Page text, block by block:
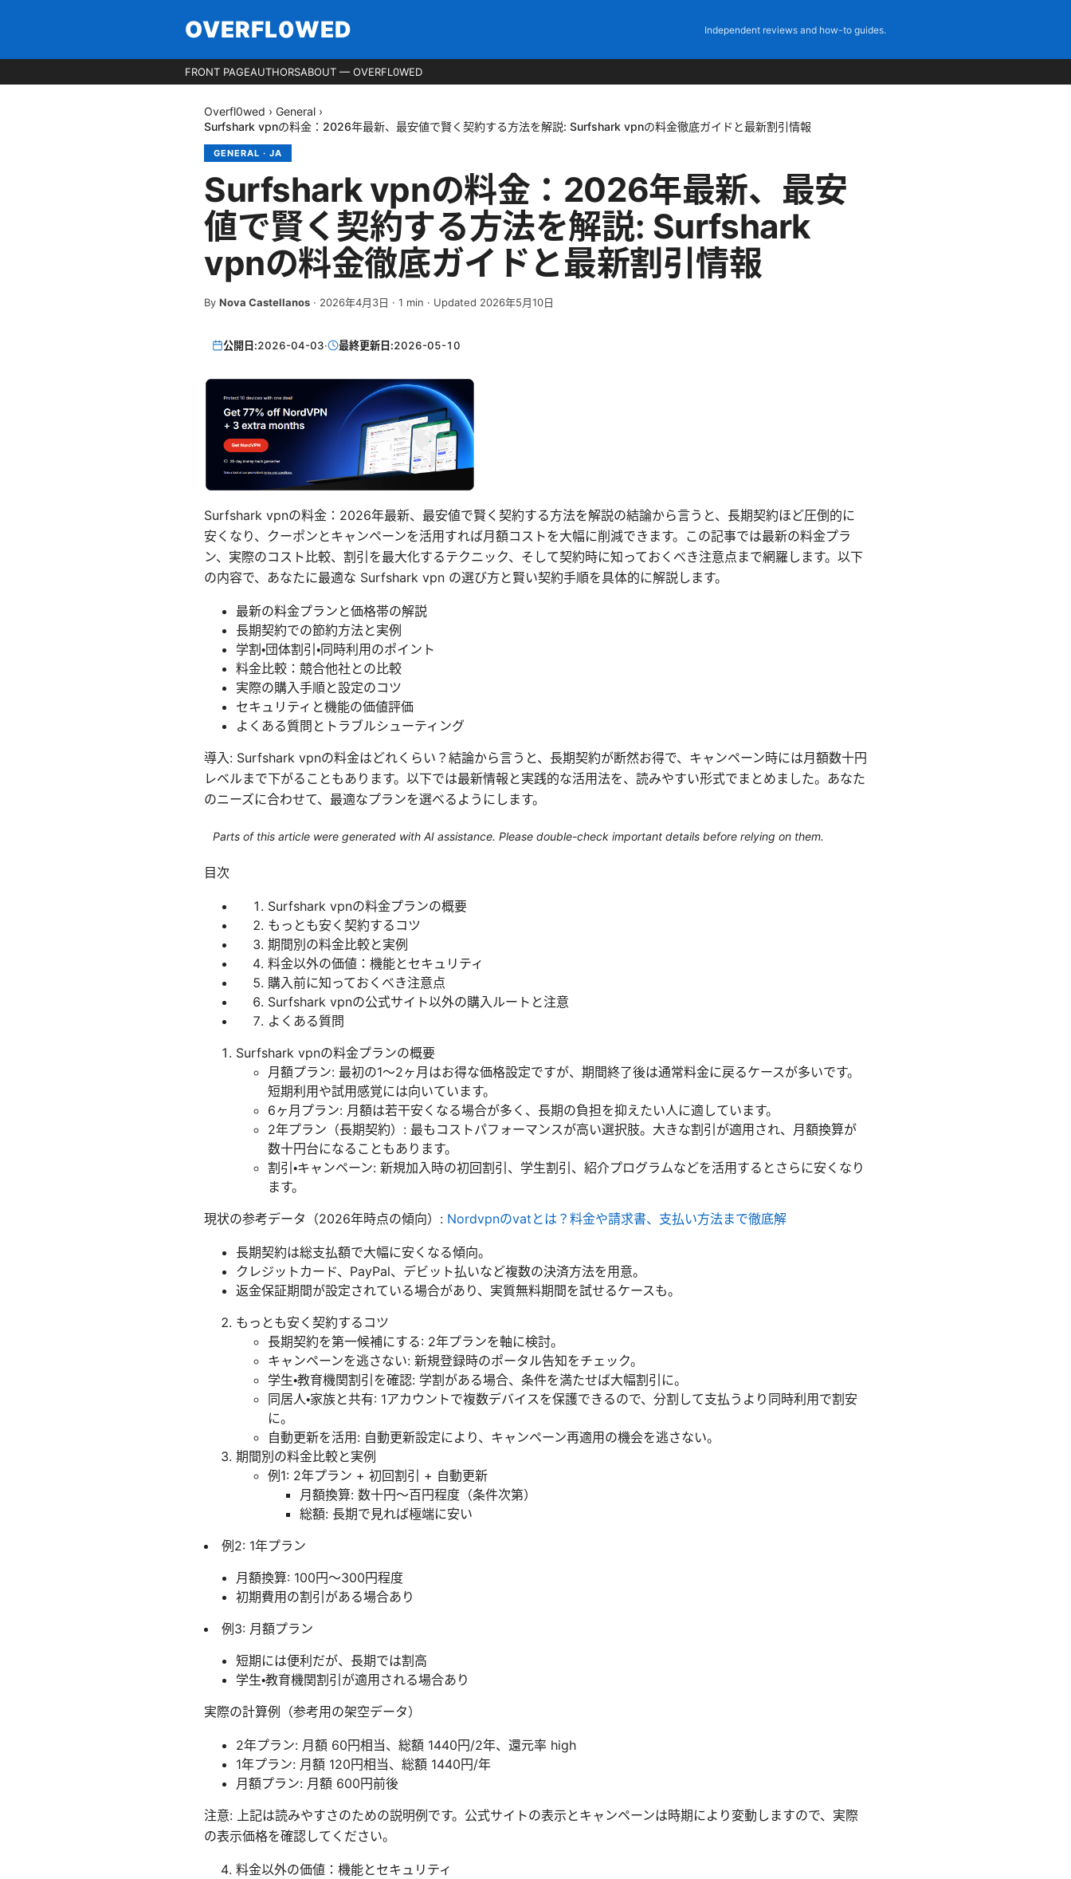
OVERFL0WED Independent reviews and how-to guides.
FRONT PAGEAUTHORSABOUT — OVERFL0WED
Overfl0wed › General ›
Surfshark vpnの料金：2026年最新、最安値で賢く契約する方法を解説: Surfshark vpnの料金徹底ガイドと最新割引情報
GENERAL · JA
Surfshark vpnの料金：2026年最新、最安
値で賢く契約する方法を解説: Surfshark
vpnの料金徹底ガイドと最新割引情報
By Nova Castellanos · 2026年4月3日 · 1 min · Updated 2026年5月10日
公開日:2026-04-03· 最終更新日:2026-05-10
Surfshark vpnの料金：2026年最新、最安値で賢く契約する方法を解説の結論から言うと、長期契約ほど圧倒的に
安くなり、クーポンとキャンペーンを活用すれば月額コストを大幅に削減できます。この記事では最新の料金プラ
ン、実際のコスト比較、割引を最大化するテクニック、そして契約時に知っておくべき注意点まで網羅します。以下
の内容で、あなたに最適な Surfshark vpn の選び方と賢い契約手順を具体的に解説します。
最新の料金プランと価格帯の解説
長期契約での節約方法と実例
学割・団体割引・同時利用のポイント
料金比較：競合他社との比較
実際の購入手順と設定のコツ
セキュリティと機能の価値評価
よくある質問とトラブルシューティング
導入: Surfshark vpnの料金はどれくらい？結論から言うと、長期契約が断然お得で、キャンペーン時には月額数十円
レベルまで下がることもあります。以下では最新情報と実践的な活用法を、読みやすい形式でまとめました。あなた
のニーズに合わせて、最適なプランを選べるようにします。
Parts of this article were generated with AI assistance. Please double-check important details before relying on them.
目次
Surfshark vpnの料金プランの概要
もっとも安く契約するコツ
期間別の料金比較と実例
料金以外の価値：機能とセキュリティ
購入前に知っておくべき注意点
Surfshark vpnの公式サイト以外の購入ルートと注意
よくある質問
Surfshark vpnの料金プランの概要
月額プラン: 最初の1〜2ヶ月はお得な価格設定ですが、期間終了後は通常料金に戻るケースが多いです。
短期利用や試用感覚には向いています。
6ヶ月プラン: 月額は若干安くなる場合が多く、長期の負担を抑えたい人に適しています。
2年プラン（長期契約）: 最もコストパフォーマンスが高い選択肢。大きな割引が適用され、月額換算が
数十円台になることもあります。
割引・キャンペーン: 新規加入時の初回割引、学生割引、紹介プログラムなどを活用するとさらに安くなり
ます。
現状の参考データ（2026年時点の傾向）: Nordvpnのvatとは？料金や請求書、支払い方法まで徹底解
長期契約は総支払額で大幅に安くなる傾向。
クレジットカード、PayPal、デビット払いなど複数の決済方法を用意。
返金保証期間が設定されている場合があり、実質無料期間を試せるケースも。
もっとも安く契約するコツ
長期契約を第一候補にする: 2年プランを軸に検討。
キャンペーンを逃さない: 新規登録時のポータル告知をチェック。
学生・教育機関割引を確認: 学割がある場合、条件を満たせば大幅割引に。
同居人・家族と共有: 1アカウントで複数デバイスを保護できるので、分割して支払うより同時利用で割安
に。
自動更新を活用: 自動更新設定により、キャンペーン再適用の機会を逃さない。
期間別の料金比較と実例
例1: 2年プラン + 初回割引 + 自動更新
月額換算: 数十円〜百円程度（条件次第）
総額: 長期で見れば極端に安い
例2: 1年プラン
月額換算: 100円〜300円程度
初期費用の割引がある場合あり
例3: 月額プラン
短期には便利だが、長期では割高
学生・教育機関割引が適用される場合あり
実際の計算例（参考用の架空データ）
2年プラン: 月額 60円相当、総額 1440円/2年、還元率 high
1年プラン: 月額 120円相当、総額 1440円/年
月額プラン: 月額 600円前後
注意: 上記は読みやすさのための説明例です。公式サイトの表示とキャンペーンは時期により変動しますので、実際
の表示価格を確認してください。
料金以外の価値：機能とセキュリティ